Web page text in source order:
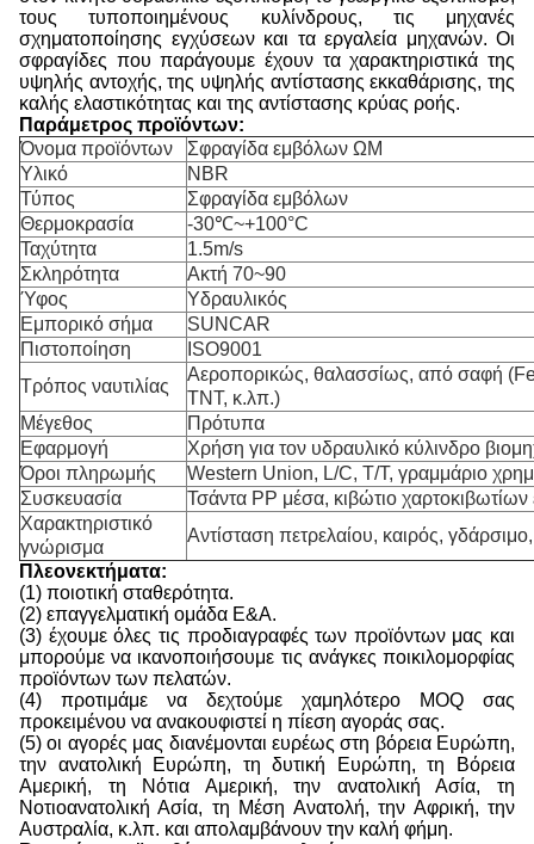
τους τυποποιημένους κυλίνδρους, τις μηχανές
σχηματοποίησης εγχύσεων και τα εργαλεία μηχανών. Οι
σφραγίδες που παράγουμε έχουν τα χαρακτηριστικά της
υψηλής αντοχής, της υψηλής αντίστασης εκκαθάρισης, της
καλής ελαστικότητας και της αντίστασης κρύας ροής.
Παράμετρος προϊόντων:
Όνομα προϊόντων
Σφραγίδα εμβόλων ΩΜ
Υλικό
NBR
Τύπος
Σφραγίδα εμβόλων
Θερμοκρασία
-30℃~+100°C
Ταχύτητα
1.5m/s
Σκληρότητα
Ακτή 70~90
Ύφος
Υδραυλικός
Εμπορικό σήμα
SUNCAR
Πιστοποίηση
ISO9001
Τρόπος ναυτιλίας
Αεροπορικώς, θαλασσίως, από σαφή
TNT, κ.λπ.)
Μέγεθος
Πρότυπα
Εφαρμογή
Χρήση για τον υδραυλικό κύλινδρο
Όροι πληρωμής
Western Union, L/C, T/T, γραμμάριο
Συσκευασία
Τσάντα PP μέσα, κιβώτιο
Χαρακτηριστικό
γνώρισμα
Αντίσταση πετρελαίου, καιρός,
Πλεονεκτήματα:
(1) ποιοτική σταθερότητα.
(2) επαγγελματική ομάδα Ε&Α.
(3) έχουμε όλες τις προδιαγραφές των προϊόντων μας και
μπορούμε να ικανοποιήσουμε τις ανάγκες ποικιλομορφίας
προϊόντων των πελατών.
(4) προτιμάμε να δεχτούμε χαμηλότερο MOQ σας
προκειμένου να ανακουφιστεί η πίεση αγοράς σας.
(5) οι αγορές μας διανέμονται ευρέως στη βόρεια Ευρώπη,
την ανατολική Ευρώπη, τη δυτική Ευρώπη, τη Βόρεια
Αμερική, τη Νότια Αμερική, την ανατολική Ασία, τη
Νοτιοανατολική Ασία, τη Μέση Ανατολή, την Αφρική, την
Αυστραλία, κ.λπ. και απολαμβάνουν την καλή φήμη.